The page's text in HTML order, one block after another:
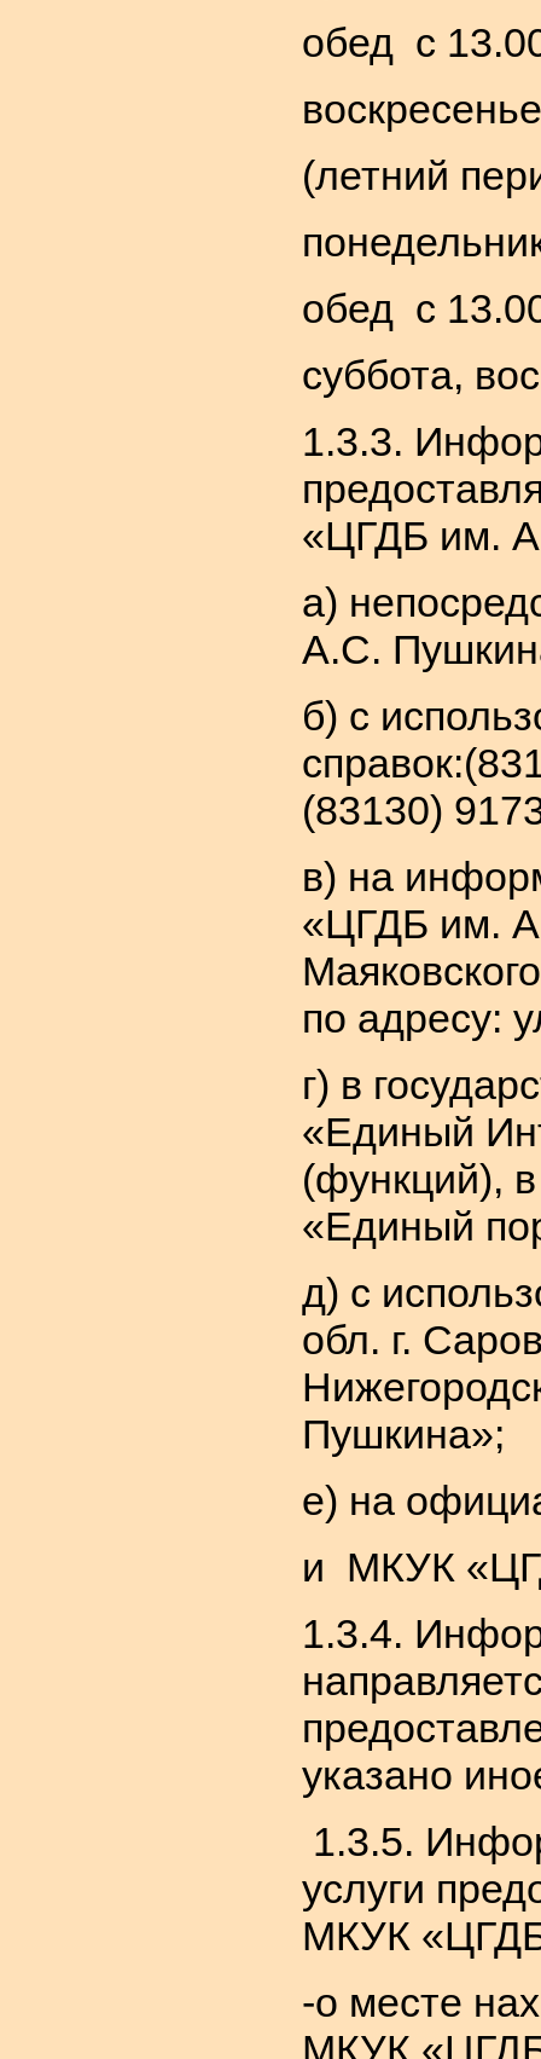
обед с
(летний
обед с
суббота,
1.3.3.
«ЦГДБ им.
а)
А.С.
б) с
(83130)
в) на
«ЦГДБ им.
по адресу:
г) в
«Единый
(функций),
«Единый
д) с
обл. г.
Пушкина»;
е) на
и МКУК
1.3.4.
указано
1.3.5.
услуги
МКУК
-о месте
МКУК